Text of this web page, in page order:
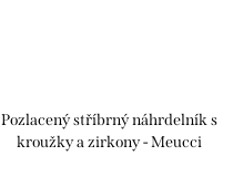
Pozlacený stříbrný náhrdelník s
kroužky a zirkony - Meucci